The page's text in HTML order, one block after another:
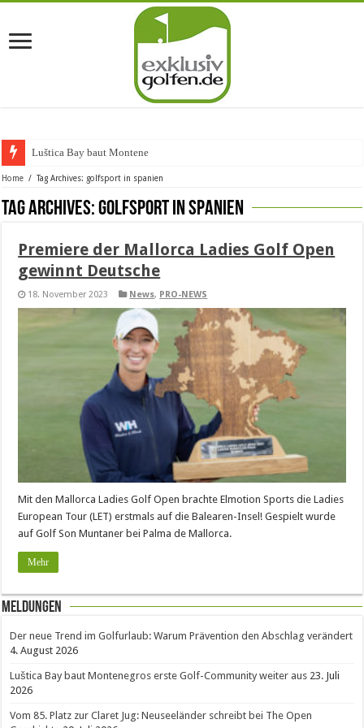
Luštica Bay baut Montenegros e
Home / Tag Archives: golfsport in spanien
Tag Archives:golfsport in spanien
Premiere der Mallorca Ladies Golf Open
gewinnt Deutsche
18. November 2023 News, PRO-NEWS
Mit den Mallorca Ladies Golf Open brachte Elmotion Sports die Ladies
European Tour (LET) erstmals auf die Balearen-Insel! Gespielt wurde
auf Golf Son Muntaner bei Palma de Mallorca.
Mehr
Meldungen
Der neue Trend im Golfurlaub: Warum Prävention den Abschlag verändert
4. August 2026
Luštica Bay baut Montenegros erste Golf-Community weiter aus 23. Juli
2026
Vom 85. Platz zur Claret Jug: Neuseeländer schreibt bei The Open